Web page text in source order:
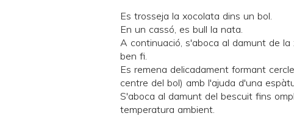
Es trosseja la xocolata dins un bol.
En un cassó, es bull la nata.
A continuació, s'aboca al damunt de
ben fi.
Es remena delicadament formant
centre del bol) amb l'ajuda d'una
S'aboca al damunt del bescuit fins
temperatura ambient.